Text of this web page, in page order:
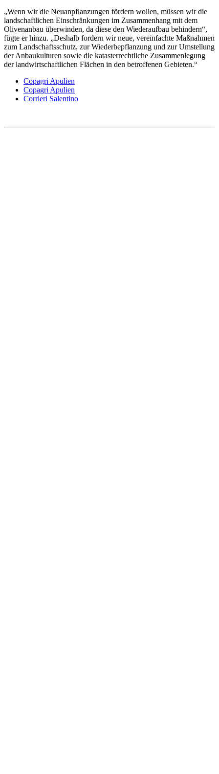
„Wenn wir die Neuanpflanzungen fördern wollen, müssen wir die
landschaftlichen Einschränkungen im Zusammenhang mit dem
Olivenanbau überwinden, da diese den Wiederaufbau behindern“,
fügte er hinzu. „Deshalb fordern wir neue, vereinfachte Maßnahmen
zum Landschaftsschutz, zur Wiederbepflanzung und zur Umstellung
der Anbaukulturen sowie die katasterrechtliche Zusammenlegung
der landwirtschaftlichen Flächen in den betroffenen Gebieten.“
Copagri Apulien
Copagri Apulien
Corrieri Salentino